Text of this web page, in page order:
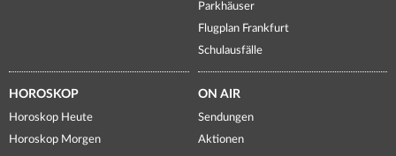
Parkhäuser
Flugplan Frankfurt
Schulausfälle
HOROSKOP
Horoskop Heute
Horoskop Morgen
ON AIR
Sendungen
Aktionen